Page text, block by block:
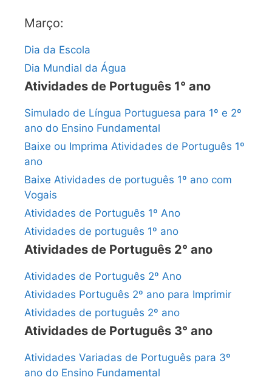
Março:
Dia da Escola
Dia Mundial da Água
Atividades de Português 1° ano
Simulado de Língua Portuguesa para 1º e 2º
ano do Ensino Fundamental
Baixe ou Imprima Atividades de Português 1º
ano
Baixe Atividades de português 1º ano com
Vogais
Atividades de Português 1º Ano
Atividades de português 1º ano
Atividades de Português 2° ano
Atividades de Português 2º Ano
Atividades Português 2º ano para Imprimir
Atividades de português 2º ano
Atividades de Português 3° ano
Atividades Variadas de Português para 3º
ano do Ensino Fundamental